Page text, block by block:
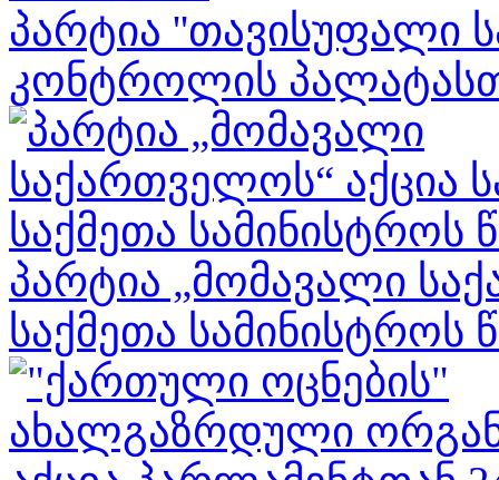
პარტია ''თავისუფალი
კონტროლის
პარტია „მომავალი
საქმეთა სამინისტროს